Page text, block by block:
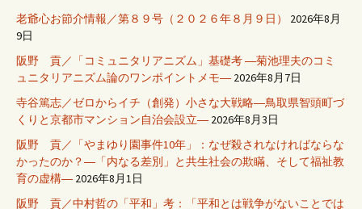
老爺心お節介情報／第８９号（２０２６年８月９日）
2026年8月
9日
阪野 貢／「コミュニタリアニズム」基礎考 ―菊池理夫のコミ
ュニタリアニズム論のワンポイントメモ― 2026年8月7日
寺谷篤志／ゼロからイチ（創発）小さな大戦略―鳥取県智頭町づ
くりと京都市マンション自治会設立― 2026年8月3日
阪野 貢／「やまゆり園事件10年」：なぜ殺されなければならな
かったのか？―「内なる差別」と共生社会の欺瞞、そして福祉教
育の虚構― 2026年8月1日
阪野 貢／中村哲の「平和」考：「平和とは戦争がないことでは